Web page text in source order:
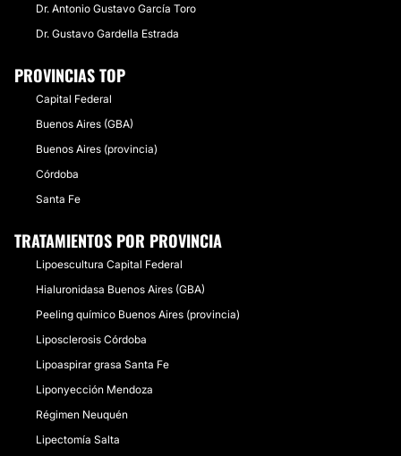
Dr. Antonio Gustavo García Toro
Dr. Gustavo Gardella Estrada
PROVINCIAS TOP
Capital Federal
Buenos Aires (GBA)
Buenos Aires (provincia)
Córdoba
Santa Fe
TRATAMIENTOS POR PROVINCIA
Lipoescultura Capital Federal
Hialuronidasa Buenos Aires (GBA)
Peeling químico Buenos Aires (provincia)
Liposclerosis Córdoba
Lipoaspirar grasa Santa Fe
Liponyección Mendoza
Régimen Neuquén
Lipectomía Salta